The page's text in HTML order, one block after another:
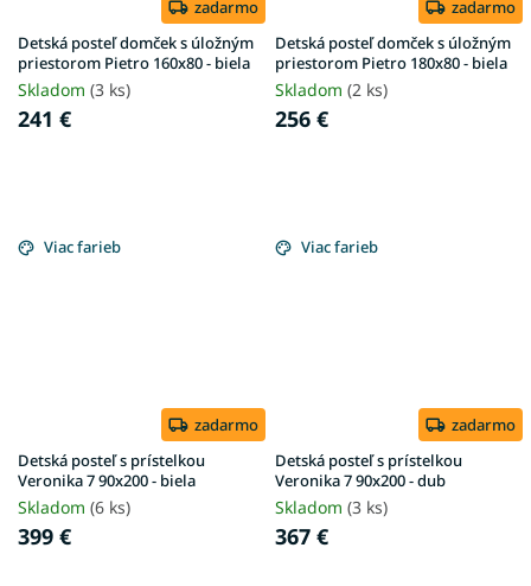
zadarmo
Detská posteľ domček s úložným
priestorom Pietro 160x80 - biela
Skladom (3 ks)
241 €
zadarmo
Detská posteľ domček s úložným
priestorom Pietro 180x80 - biela
Skladom (2 ks)
256 €
Viac farieb
zadarmo
Detská posteľ s prístelkou
Veronika 7 90x200 - biela
Skladom (6 ks)
399 €
Viac farieb
zadarmo
Detská posteľ s prístelkou
Veronika 7 90x200 - dub
Skladom (3 ks)
367 €